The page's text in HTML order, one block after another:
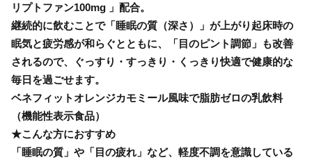
リプトファン100mg 」配合。
継続的に飲むことで「睡眠の質（深さ）」が上がり起床時の
眠気と疲労感が和らぐとともに、「目のピント調節」も改善
されるので、ぐっすり・すっきり・くっきり快適で健康的な
毎日を過ごせます。
ベネフィットオレンジカモミール風味で脂肪ゼロの乳飲料
（機能性表示食品）
★こんな方におすすめ
「睡眠の質」や「目の疲れ」など、軽度不調を意識している